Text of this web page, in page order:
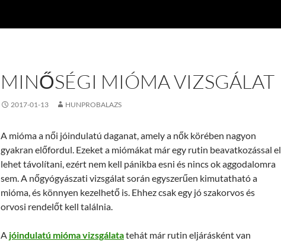
MINŐSÉGI MIÓMA VIZSGÁLAT
2017-01-13 HUNPROBALAZS
A mióma a női jóindulatú daganat, amely a nők körében nagyon
gyakran előfordul. Ezeket a miómákat már egy rutin beavatkozással el
lehet távolítani, ezért nem kell pánikba esni és nincs ok aggodalomra
sem. A nőgyógyászati vizsgálat során egyszerűen kimutatható a
mióma, és könnyen kezelhető is. Ehhez csak egy jó szakorvos és
orvosi rendelőt kell találnia.
A jóindulatú mióma vizsgálatatehát már rutin eljárásként van